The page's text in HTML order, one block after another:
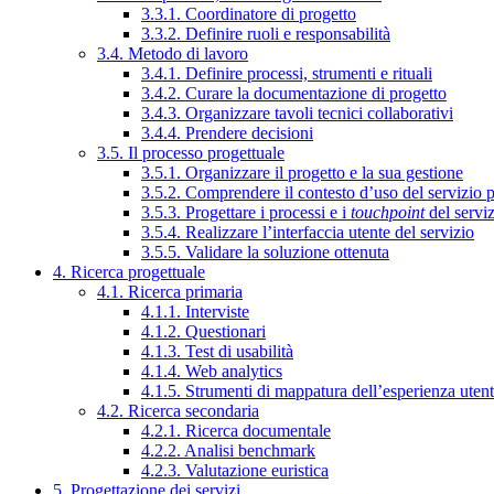
3.3.1. Coordinatore di progetto
3.3.2. Definire ruoli e responsabilità
3.4. Metodo di lavoro
3.4.1. Definire processi, strumenti e rituali
3.4.2. Curare la documentazione di progetto
3.4.3. Organizzare tavoli tecnici collaborativi
3.4.4. Prendere decisioni
3.5. Il processo progettuale
3.5.1. Organizzare il progetto e la sua gestione
3.5.2. Comprendere il contesto d’uso del servizio
3.5.3. Progettare i processi e i touchpointdel
3.5.4. Realizzare l’interfaccia utente del servizio
3.5.5. Validare la soluzione ottenuta
4. Ricerca progettuale
4.1. Ricerca primaria
4.1.1. Interviste
4.1.2. Questionari
4.1.3. Test di usabilità
4.1.4. Web analytics
4.1.5. Strumenti di mappatura dell’esperienza
4.2. Ricerca secondaria
4.2.1. Ricerca documentale
4.2.2. Analisi benchmark
4.2.3. Valutazione euristica
5. Progettazione dei servizi